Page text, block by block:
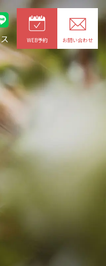
トレ・キャビプロ
WEB予約 お問い合わせ